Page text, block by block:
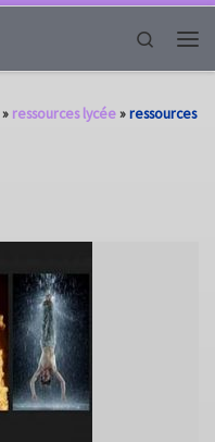
Search
» ressources lycée»ressources